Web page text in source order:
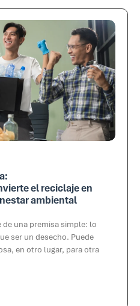
el reciclaje en
ambiental
una premisa simple: lo
ser un desecho. Puede
en otro lugar, para otra